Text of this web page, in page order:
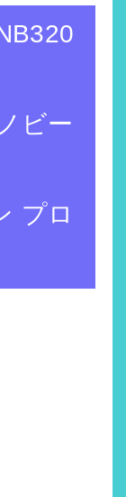
ビー
プロ